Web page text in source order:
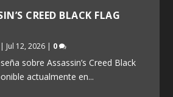
CREED BLACK FLAG
| Jul 12, 2026 | 0
sobre Assassin’s Creed Black
actualmente en...